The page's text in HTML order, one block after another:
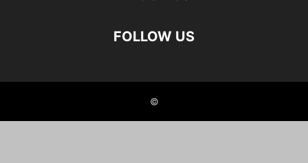
FOLLOW US
©